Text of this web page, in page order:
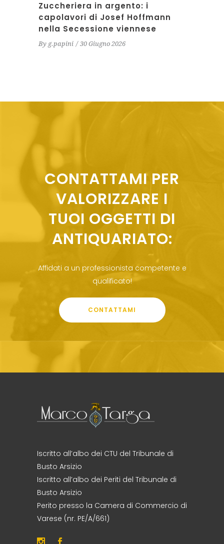
Zuccheriera in argento: i
capolavori di Josef Hoffmann
nella Secessione viennese
By g.papini 30 Giugno 2026
CONTATTAMI PER
VALORIZZARE I
TUOI OGGETTI DI
ANTIQUARIATO:
Affidati a un professionista competente e
qualificato!
CONTATTAMI
Iscritto all’albo dei CTU del Tribunale di
Busto Arsizio
Iscritto all’albo dei Periti del Tribunale di
Busto Arsizio
Perito presso la Camera di Commercio di
Varese (nr. PE/A/661)